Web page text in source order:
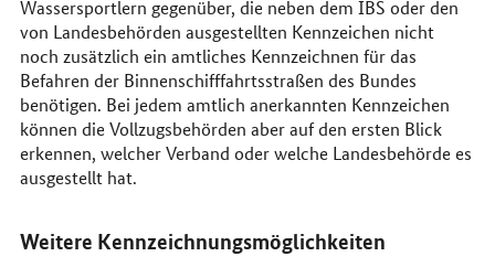
Wassersportlern gegenüber, die neben dem IBS oder den
von Landesbehörden ausgestellten Kennzeichen nicht
noch zusätzlich ein amtliches Kennzeichnen für das
Befahren der Binnenschifffahrtsstraßen des Bundes
benötigen. Bei jedem amtlich anerkannten Kennzeichen
können die Vollzugsbehörden aber auf den ersten Blick
erkennen, welcher Verband oder welche Landesbehörde es
ausgestellt hat.
Weitere Kennzeichnungsmöglichkeiten